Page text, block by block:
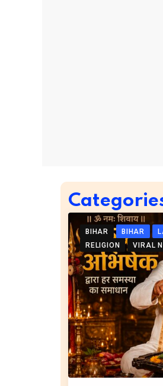
BIHAR BIHAR
RELIGION
VIRAL